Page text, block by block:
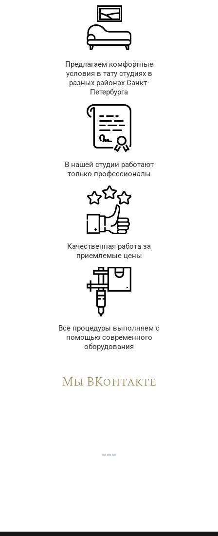
Предлагаем комфортные
условия в тату студиях в
разных районах Санкт-
Петербурга
В нашей студии работают
только профессионалы
Качественная работа за
приемлемые цены
Все процедуры выполняем с
помощью современного
оборудования
Мы ВКонтакте